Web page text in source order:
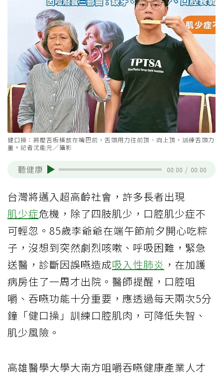
健口操：將壓舌板橫放在嘴巴前，舌頭用力往前頂、向上頂，訓練舌頭力
量。記者沈能元／攝影
聽健康 00:00 / 00:00
台灣將邁入超高齡社會，許多長者出現
肌少症危機，除了四肢肌少，口腔肌少症不
可輕忽。85歲李爺爺在端午節前夕開心吃粽
子，沒想到突然劇烈咳嗽、呼吸困難，緊急
送醫，診斷因誤嚥造成吸入性肺炎 ，在加護
病房住了一周才出院。醫師提醒，口腔咀
嚼、吞嚥功能十分重要，應透過每天兩次5分
鐘「健口操」訓練口腔肌肉，可降低失智、
肌少風險。
高雄醫學大學大南方咀嚼吞嚥健康產業人才